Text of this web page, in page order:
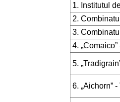
1. Institutul
2.
3.
4. „Comaico”
5.
6. „Aichorn”